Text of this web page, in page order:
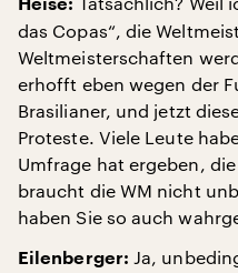
Heise:
das Copas“, die
Weltmeisterschaften
erhofft eben wegen der
Brasilianer, und jetzt
Proteste. Viele Leute
Umfrage hat ergeben,
braucht die WM nicht
haben Sie so auch
Eilenberger: Ja,